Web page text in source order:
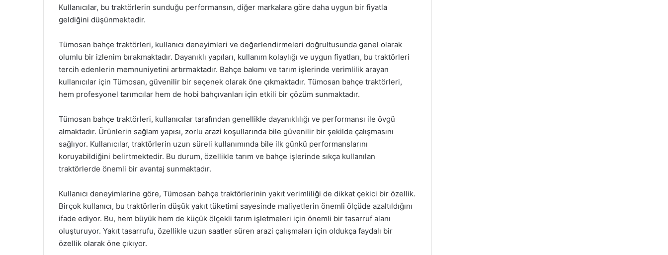
Kullanıcılar, bu traktörlerin sunduğu performansın, diğer markalara göre daha uygun bir fiyatla
geldiğini düşünmektedir.
Tümosan bahçe traktörleri, kullanıcı deneyimleri ve değerlendirmeleri doğrultusunda genel olarak
olumlu bir izlenim bırakmaktadır. Dayanıklı yapıları, kullanım kolaylığı ve uygun fiyatları, bu traktörleri
tercih edenlerin memnuniyetini artırmaktadır. Bahçe bakımı ve tarım işlerinde verimlilik arayan
kullanıcılar için Tümosan, güvenilir bir seçenek olarak öne çıkmaktadır. Tümosan bahçe traktörleri,
hem profesyonel tarımcılar hem de hobi bahçıvanları için etkili bir çözüm sunmaktadır.
Tümosan bahçe traktörleri, kullanıcılar tarafından genellikle dayanıklılığı ve performansı ile övgü
almaktadır. Ürünlerin sağlam yapısı, zorlu arazi koşullarında bile güvenilir bir şekilde çalışmasını
sağlıyor. Kullanıcılar, traktörlerin uzun süreli kullanımında bile ilk günkü performanslarını
koruyabildiğini belirtmektedir. Bu durum, özellikle tarım ve bahçe işlerinde sıkça kullanılan
traktörlerde önemli bir avantaj sunmaktadır.
Kullanıcı deneyimlerine göre, Tümosan bahçe traktörlerinin yakıt verimliliği de dikkat çekici bir özellik.
Birçok kullanıcı, bu traktörlerin düşük yakıt tüketimi sayesinde maliyetlerin önemli ölçüde azaltıldığını
ifade ediyor. Bu, hem büyük hem de küçük ölçekli tarım işletmeleri için önemli bir tasarruf alanı
oluşturuyor. Yakıt tasarrufu, özellikle uzun saatler süren arazi çalışmaları için oldukça faydalı bir
özellik olarak öne çıkıyor.